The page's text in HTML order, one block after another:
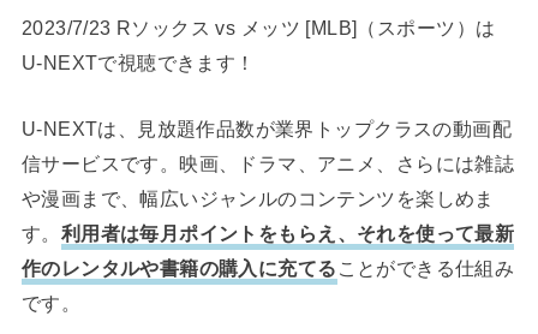
2023/7/23 Rソックス vs メッツ [MLB]（スポーツ）は
U-NEXTで視聴できます！
U-NEXTは、見放題作品数が業界トップクラスの動画配
信サービスです。映画、ドラマ、アニメ、さらには雑誌
や漫画まで、幅広いジャンルのコンテンツを楽しめま
す。 利用者は毎月ポイントをもらえ、それを使って最新
作のレンタルや書籍の購入に充てる ことができる仕組み
です。